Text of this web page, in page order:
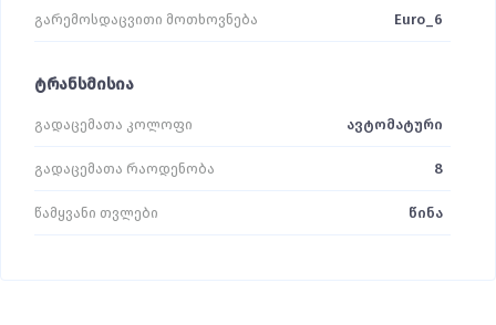
გარემოსდაცვითი მოთხოვნება Euro_6
ტრანსმისია
გადაცემათა კოლოფი ავტომატური
გადაცემათა რაოდენობა 8
წამყვანი თვლები წინა